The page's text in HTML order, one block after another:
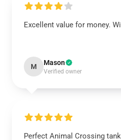
Excellent value for money.
M Mason
Verified owner
Perfect Animal Crossing